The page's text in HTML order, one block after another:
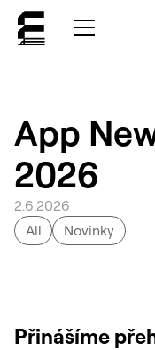
App
2026
2.6.2026
All
Novinky
Přinášíme